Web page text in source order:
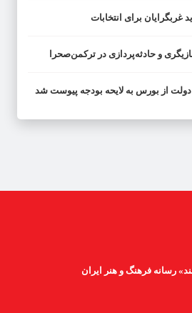
غربگرایان برای انتخابات
و حادثه‌پردازی در ترکمن‌صحرا
رسانه فرهنگ و هنر ایران